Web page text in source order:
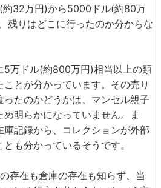
32万円)から5000ドル(約80万
残りはどこに行ったのか分からな
5万ドル(約800万円)相当以上の類
とが分かっています。その売り
ったのかどうかは、マンセル親子
明らかになっていません。ま
記録から、コレクションが外部
も分かっているそうです。
存在も倉庫の存在も知らず、当